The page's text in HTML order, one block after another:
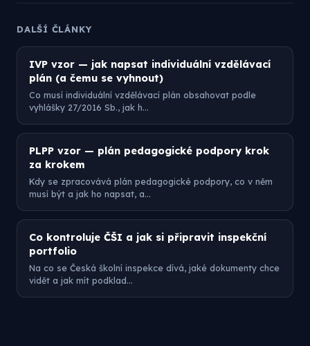
DALŠÍ ČLÁNKY
IVP vzor — jak napsat individuální vzdělávací
plán (a čemu se vyhnout)
Co musí individuální vzdělávací plán obsahovat podle
vyhlášky 27/2016 Sb., jak h…
PLPP vzor — plán pedagogické podpory krok
za krokem
Kdy se zpracovává plán pedagogické podpory, co v něm
musí být a jak ho napsat, a…
Co kontroluje ČŠI a jak si připravit inspekční
portfolio
Na co se Česká školní inspekce dívá, jaké dokumenty chce
vidět a jak mít podklad…